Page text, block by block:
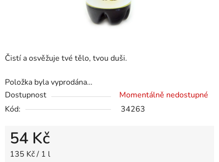
Čistí a osvěžuje tvé tělo, tvou duši.
Položka byla vyprodána…
Dostupnost
Momentálně nedostupné
Kód:
34263
54 Kč
Měrná cena:
135 Kč / 1 l